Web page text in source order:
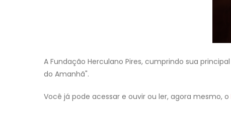
A Fundação Herculano Pires, cumprindo sua
do Amanhã".
Você já pode acessar e ouvir ou ler, agora mesmo, o